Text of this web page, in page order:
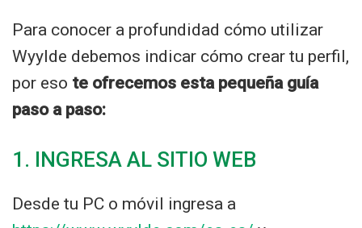
Para conocer a profundidad cómo utilizar
Wyylde debemos indicar cómo crear tu perfil,
por eso te ofrecemos esta pequeña guía
paso a paso:
1. INGRESA AL SITIO WEB
Desde tu PC o móvil ingresa a